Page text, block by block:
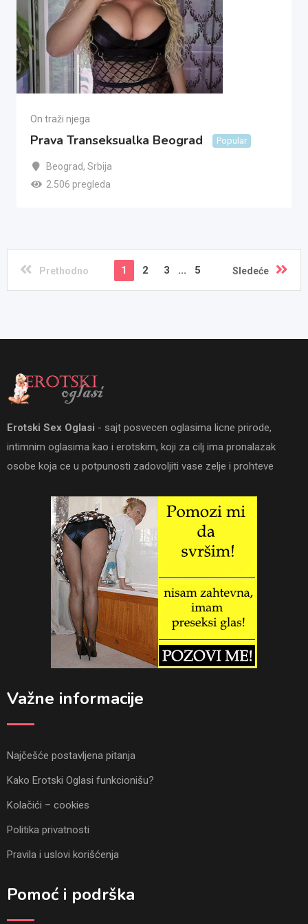
On traži njega
Prava Transeksualka Beograd Popular
Beograd, Srbija
2.506 pregleda
Prethodno 1 2 3 ... 5 Sledeće
Erotski Sex Oglasi - sajt posvecen oglasima licne prirode,
intimnim oglasima kao i erotskim, koji za cilj ima pronalazak
osobe koja ce u potpunosti zadovoljiti vase zelje i prohteve
Važne informacije
Najčešće postavljena pitanja
Kako Erotski Oglasi funkcionišu?
Kolačići – cookies
Politika privatnosti
Pravila i uslovi korišćenja
Pomoć i podrška